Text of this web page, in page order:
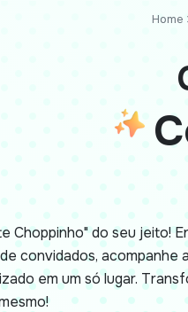
Home
Choppinho" do seu jeito!
convidados, acompanhe
em um só lugar.